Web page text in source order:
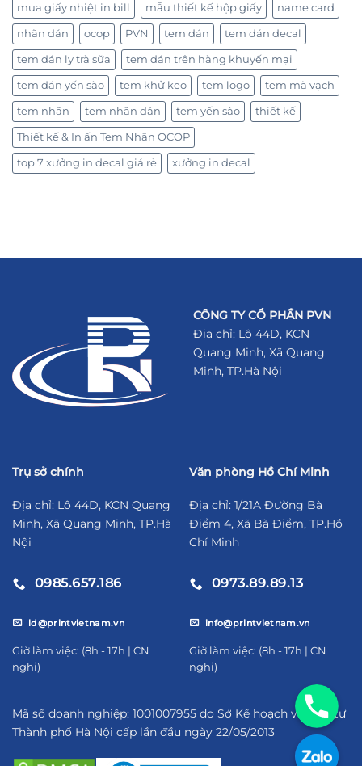
mua giấy nhiệt in bill mẫu thiết kế hộp giấy name card
nhãn dán ocop PVN tem dán tem dán decal
tem dán ly trà sữa tem dán trên hàng khuyến mại
tem dán yến sào tem khử keo tem logo tem mã vạch
tem nhãn tem nhãn dán tem yến sào thiết kế
Thiết kế & In ấn Tem Nhãn OCOP
top 7 xưởng in decal giá rẻ xưởng in decal
CÔNG TY CỔ PHẦN PVN
Địa chỉ: Lô 44D, KCN
Quang Minh, Xã Quang
Minh, TP.Hà Nội
Trụ sở chính
Địa chỉ: Lô 44D, KCN Quang
Minh, Xã Quang Minh, TP.Hà
Nội
0985.657.186
ld@printvietnam.vn
​Giờ làm việc: (8h - 17h | CN
nghỉ)
Văn phòng Hồ Chí Minh
Địa chỉ: 1/21A Đường Bà
Điểm 4, Xã Bà Điểm, TP.Hồ
Chí Minh
0973.89.89.13
info@printvietnam.vn
​Giờ làm việc: (8h - 17h | CN
nghỉ)
Mã số doanh nghiệp: 1001007955 do Sở Kế hoạch và Đầu tư
Thành phố Hà Nội cấp lần đầu ngày 22/05/2013
https://